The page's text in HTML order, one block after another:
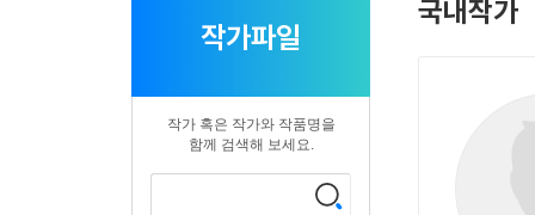
작가파일
작가 혹은 작가와 작품명을
함께 검색해 보세요.
국내작가